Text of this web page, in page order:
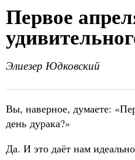
Первое
Элиезер Юдковский
Вы, наверное, думаете:
день дурака?»
Да. И это даёт нам